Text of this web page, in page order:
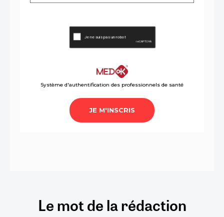
Le mot de la rédaction